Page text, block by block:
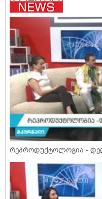
რეპროდუქტოლოგია -